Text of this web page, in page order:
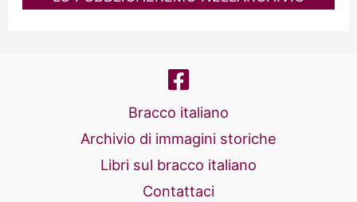
Bracco italiano
Archivio di immagini storiche
Libri sul bracco italiano
Contattaci